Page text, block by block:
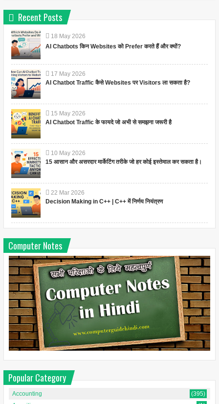
Recent Posts
18 May 2026
AI Chatbots किन Websites को Prefer करते हैं और क्यों?
17 May 2026
AI Chatbot Traffic कैसे Websites पर Visitors ला सकता है?
15 May 2026
AI Chatbot Traffic के फायदे जो अभी से समझना जरूरी है
10 May 2026
15 आसान और असरदार मार्केटिंग तरीके जो हर कोई इस्तेमाल कर सकता है।
22 Mar 2026
Decision Making in C++ | C++ में निर्णय नियंत्रण
Computer Notes
Popular Category
Accounting
(395)